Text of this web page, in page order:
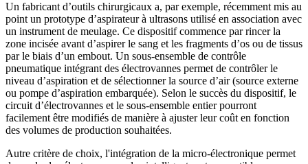
Un fabricant d’outils chirurgicaux a, par exemple, récemment mis au
point un prototype d’aspirateur à ultrasons utilisé en association avec
un instrument de meulage. Ce dispositif commence par rincer la
zone incisée avant d’aspirer le sang et les fragments d’os ou de tissus
par le biais d’un embout. Un sous-ensemble de contrôle
pneumatique intégrant des électrovannes permet de contrôler le
niveau d’aspiration et de sélectionner la source d’air (source externe
ou pompe d’aspiration embarquée). Selon le succès du dispositif, le
circuit d’électrovannes et le sous-ensemble entier pourront
facilement être modifiés de manière à ajuster leur coût en fonction
des volumes de production souhaitées.
Autre critère de choix, l'intégration de la micro-électronique permet